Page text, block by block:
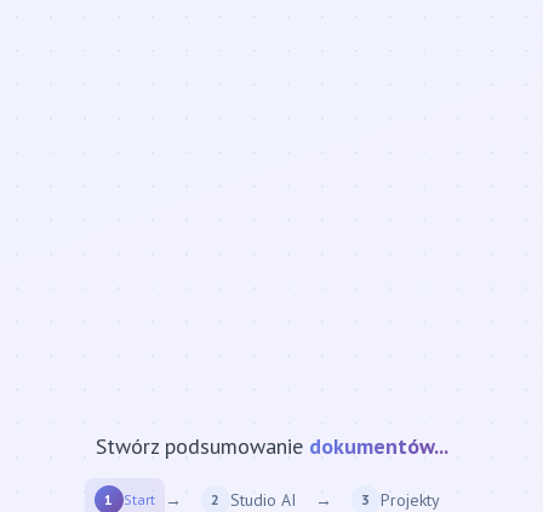
Stwórz podsumowanie strony internetowej...
1 Start → 2 Studio AI → 3 Projekty